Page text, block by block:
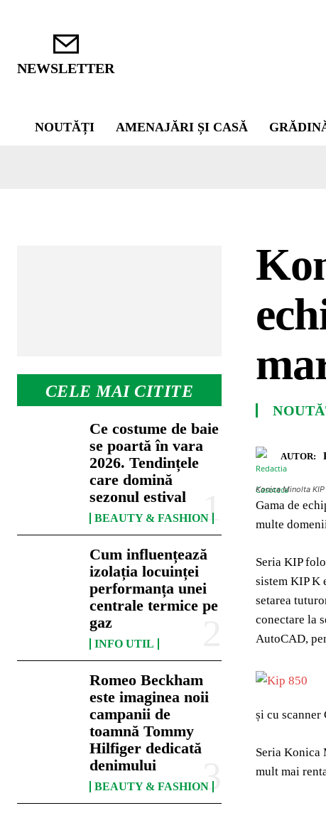
NEWSLETTER
NOUTĂȚI AMENAJĂRI ȘI CASĂ
CELE MAI CITITE
Ce costume de baie
se poartă în vara
2026. Tendințele
care domină
sezonul estival
BEAUTY & FASHION
Cum influențează
izolația locuinței
performanța unei
centrale termice pe
gaz
INFO UTIL
Romeo Beckham
este imaginea noii
campanii de
toamnă Tommy
Hilfiger dedicată
denimului
BEAUTY & FASHION
AUTOR:
Konica Minolta
Gama de
multe
Seria KIP
sistem KIP K
setarea
conectare la
AutoCAD,
și cu scanner
Seria Konica
mult mai